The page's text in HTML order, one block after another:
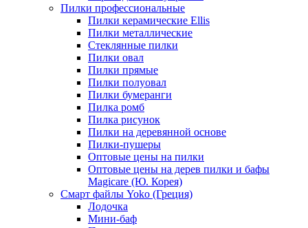
Пилки профессиональные
Пилки керамические Ellis
Пилки металлические
Стеклянные пилки
Пилки овал
Пилки прямые
Пилки полуовал
Пилки бумеранги
Пилка ромб
Пилка рисунок
Пилки на деревянной основе
Пилки-пушеры
Оптовые цены на пилки
Оптовые цены на дерев пилки и бафы
Magicare (Ю. Корея)
Смарт файлы Yoko (Греция)
Лодочка
Мини-баф